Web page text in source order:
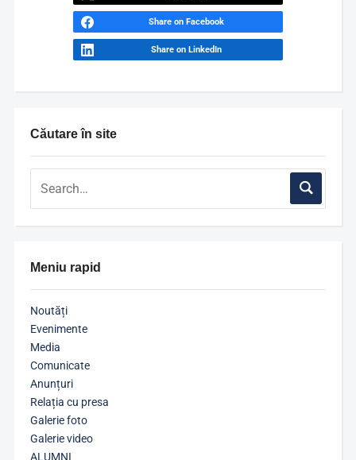
Căutare în site
Meniu rapid
Noutăți
Evenimente
Media
Comunicate
Anunțuri
Relația cu presa
Galerie foto
Galerie video
ALUMNI
Share on Facebook
Share on LinkedIn